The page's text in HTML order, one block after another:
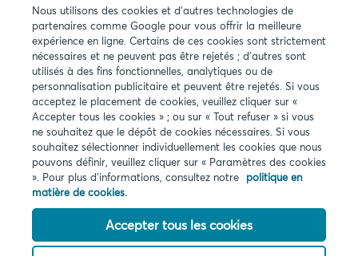
Vous avez des questions ?
Questions fréquentes
Infos légales
Privacy
Cookies
PSD2
Accessibilité
Nous utilisons des cookies et d'autres technologies de
partenaires comme Google pour vous offrir la meilleure
expérience en ligne. Certains de ces cookies sont strictement
nécessaires et ne peuvent pas être rejetés ; d'autres sont
utilisés à des fins fonctionnelles, analytiques ou de
personnalisation publicitaire et peuvent être rejetés. Si vous
acceptez le placement de cookies, veuillez cliquer sur «
Accepter tous les cookies » ; ou sur « Tout refuser » si vous
ne souhaitez que le dépôt de cookies nécessaires. Si vous
souhaitez sélectionner individuellement les cookies que nous
pouvons définir, veuillez cliquer sur « Paramètres des cookies
». Pour plus d'informations, consultez notre politique en
matière de cookies.
Accepter tous les cookies